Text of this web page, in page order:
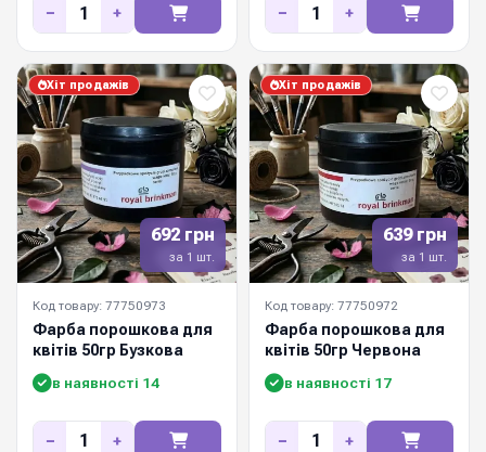
− + − +
692 грн
за 1 шт.
Хіт продажів
Код товару: 77750973
Фарба порошкова для
квітів 50гр Бузкова
в наявності 14
− +
639 грн
за 1 шт.
Хіт продажів
Код товару: 77750972
Фарба порошкова для
квітів 50гр Червона
в наявності 17
− +